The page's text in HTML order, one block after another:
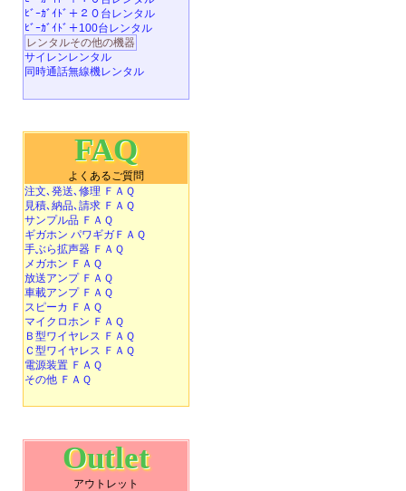
ﾋﾞｰｶﾞｲﾄﾞ＋２０台レンタル
ﾋﾞｰｶﾞｲﾄﾞ＋100台レンタル
レンタルその他の機器
サイレンレンタル
同時通話無線機レンタル
FAQ
よくあるご質問
注文､発送､修理 ＦＡＱ
見積､納品､請求 ＦＡＱ
サンプル品 ＦＡＱ
ギガホン パワギガＦＡＱ
手ぶら拡声器 ＦＡＱ
メガホン ＦＡＱ
放送アンプ ＦＡＱ
車載アンプ ＦＡＱ
スピーカ ＦＡＱ
マイクロホン ＦＡＱ
Ｂ型ワイヤレス ＦＡＱ
Ｃ型ワイヤレス ＦＡＱ
電源装置 ＦＡＱ
その他 ＦＡＱ
Outlet
アウトレット